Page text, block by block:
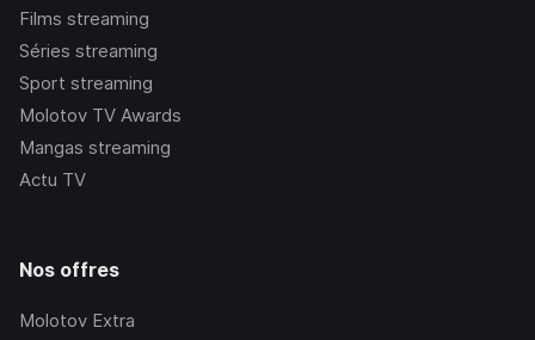
Films streaming
Séries streaming
Sport streaming
Molotov TV Awards
Mangas streaming
Actu TV
Nos offres
Molotov Extra